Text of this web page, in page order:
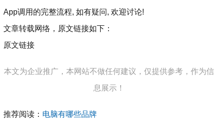
App调用的完整流程, 如有疑问, 欢迎讨论!
文章转载网络，原文链接如下：
原文链接
本文为企业推广，本网站不做任何建议，仅提供参考，作为信
息展示！
推荐阅读： 电脑有哪些品牌